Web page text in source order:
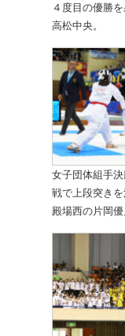
４度目の優勝
高松中央。
女子団体組手
戦で上段突き
殿場西の片岡優